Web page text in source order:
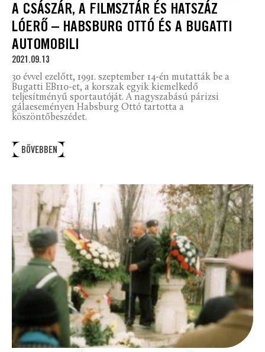
A CSÁSZÁR, A FILMSZTÁR ÉS HATSZÁZ
LÓERŐ – HABSBURG OTTÓ ÉS A BUGATTI
AUTOMOBILI
2021.09.13
30 évvel ezelőtt, 1991. szeptember 14-én mutatták be a
Bugatti EB110-et, a korszak egyik kiemelkedő
teljesítményű sportautóját. A nagyszabású párizsi
gálaeseményen Habsburg Ottó tartotta a
köszöntőbeszédet.
BŐVEBBEN